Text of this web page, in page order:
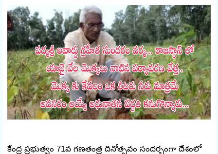
కేంద్ర ప్రభుత్వం 71వ గణతంత్ర దినోత్సవం సందర్భంగా దేశంలో